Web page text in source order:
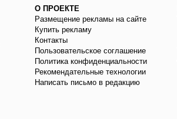
О ПРОЕКТЕ
Размещение рекламы на сайте
Купить рекламу
Контакты
Пользовательское соглашение
Политика конфиденциальности
Рекомендательные технологии
Написать письмо в редакцию